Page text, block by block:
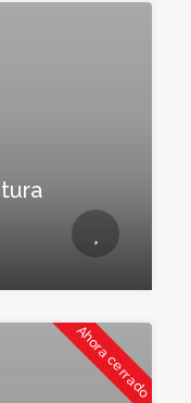
Ahora cerrado